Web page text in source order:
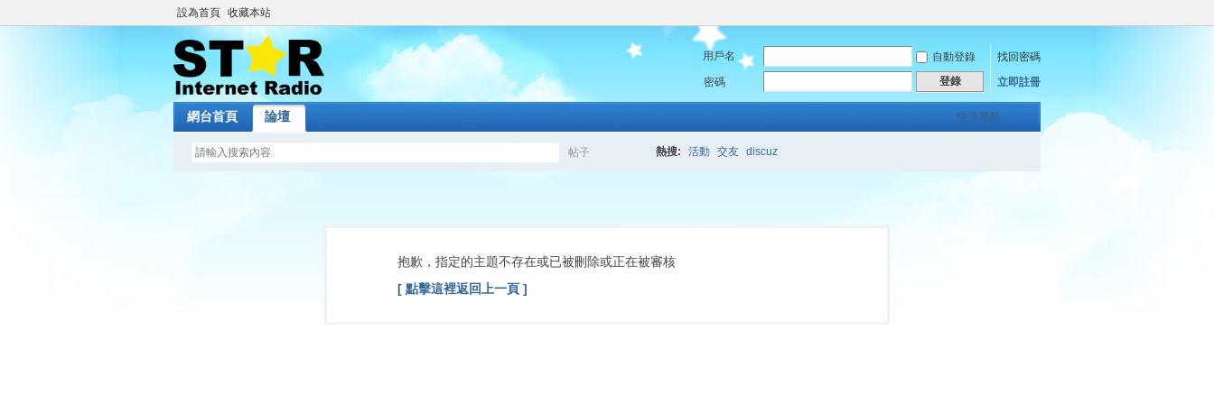
設為首頁 收藏本站
用戶名 自動登錄
找回密碼
密碼
登錄 立即註冊
快捷導航
網台首頁 論壇
帖子
索
熱搜: 活動 交友 discuz
抱歉，指定的主題不存在或已被刪除或正在被審核
[ 點擊這裡返回上一頁 ]